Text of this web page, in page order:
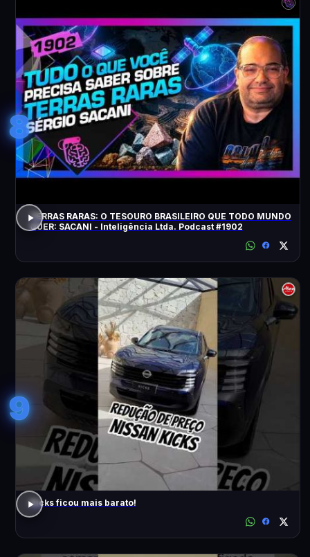
8
TERRAS RARAS: O TESOURO BRASILEIRO QUE TODO MUNDO
QUER: SACANI - Inteligência Ltda. Podcast #1902
9
Kicks ficou mais barato!